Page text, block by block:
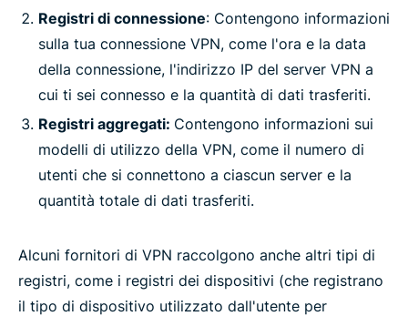
Registri di connessione: Contengono informazioni
sulla tua connessione VPN, come l'ora e la data
della connessione, l'indirizzo IP del server VPN a
cui ti sei connesso e la quantità di dati trasferiti.
Registri aggregati: Contengono informazioni sui
modelli di utilizzo della VPN, come il numero di
utenti che si connettono a ciascun server e la
quantità totale di dati trasferiti.
Alcuni fornitori di VPN raccolgono anche altri tipi di
registri, come i registri dei dispositivi (che registrano
il tipo di dispositivo utilizzato dall'utente per